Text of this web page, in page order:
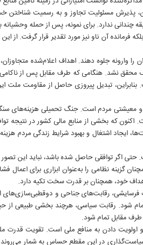
پذیرش مسئولیت تجاوز و به رسمیت شناختن
چندانی ندارد. برای نمونه، پس از حمله وحشیانه
آن ناو نیز مورد تقدیر قرار گرفت. از
وارونه جلوه دهند. اهداف اعلام‌شده
محقق نشد. هنگامی که طرف مقابل پس از ناکامی
تبدیل پیروزی حاصل از مقاومت ملت
مردم است. جنگ تحمیلی هزینه‌های
که بخشی از منابع مالی کشور در نتیجه
ایجاد اشتغال و بهبود شرایط زندگی مردم
حتی اگر توافقی حاصل شده باشد، نباید این
گزینه نظامی را به‌عنوان ابزاری برای اعمال
خود، همچنان بر قدرت سخت تکیه دارد.
رقابت‌های جناحی و دوقطبی‌سازی‌های
شود. رقابت سیاسی، هرچند بخشی طبیعی از
مقابل تمام شود.
اولویت دادن به منافع ملی است. تقویت قدرت
در این مقطع حساس به شمار
برخط
ایران
آگهی ها
انتشارات ایران
رسانه و ارتباطات
انقلاب اسلامی
جبهه مقاومت
دفاع مقدس
تاریخ شفاهی
سر دلبران
علوم انسانی
آثار زرشناس
روایت مردم